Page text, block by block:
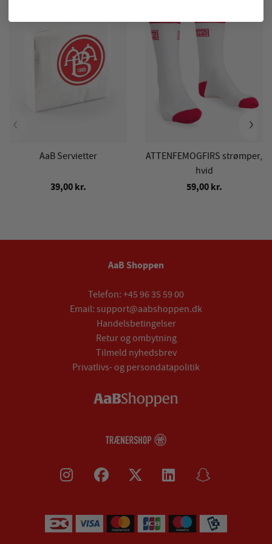
AaB Servietter
39,00 kr.
ATTENFEMOGFIRS strømper,
hvid
59,00 kr.
‹ ›
AaB Shoppen
Telefon: +45 96 35 59 00
Email: support@aabshoppen.dk
Handelsbetingelser
Retur og ombytning
Tilmeld nyhedsbrev
Privatlivs- og persondatapolitik